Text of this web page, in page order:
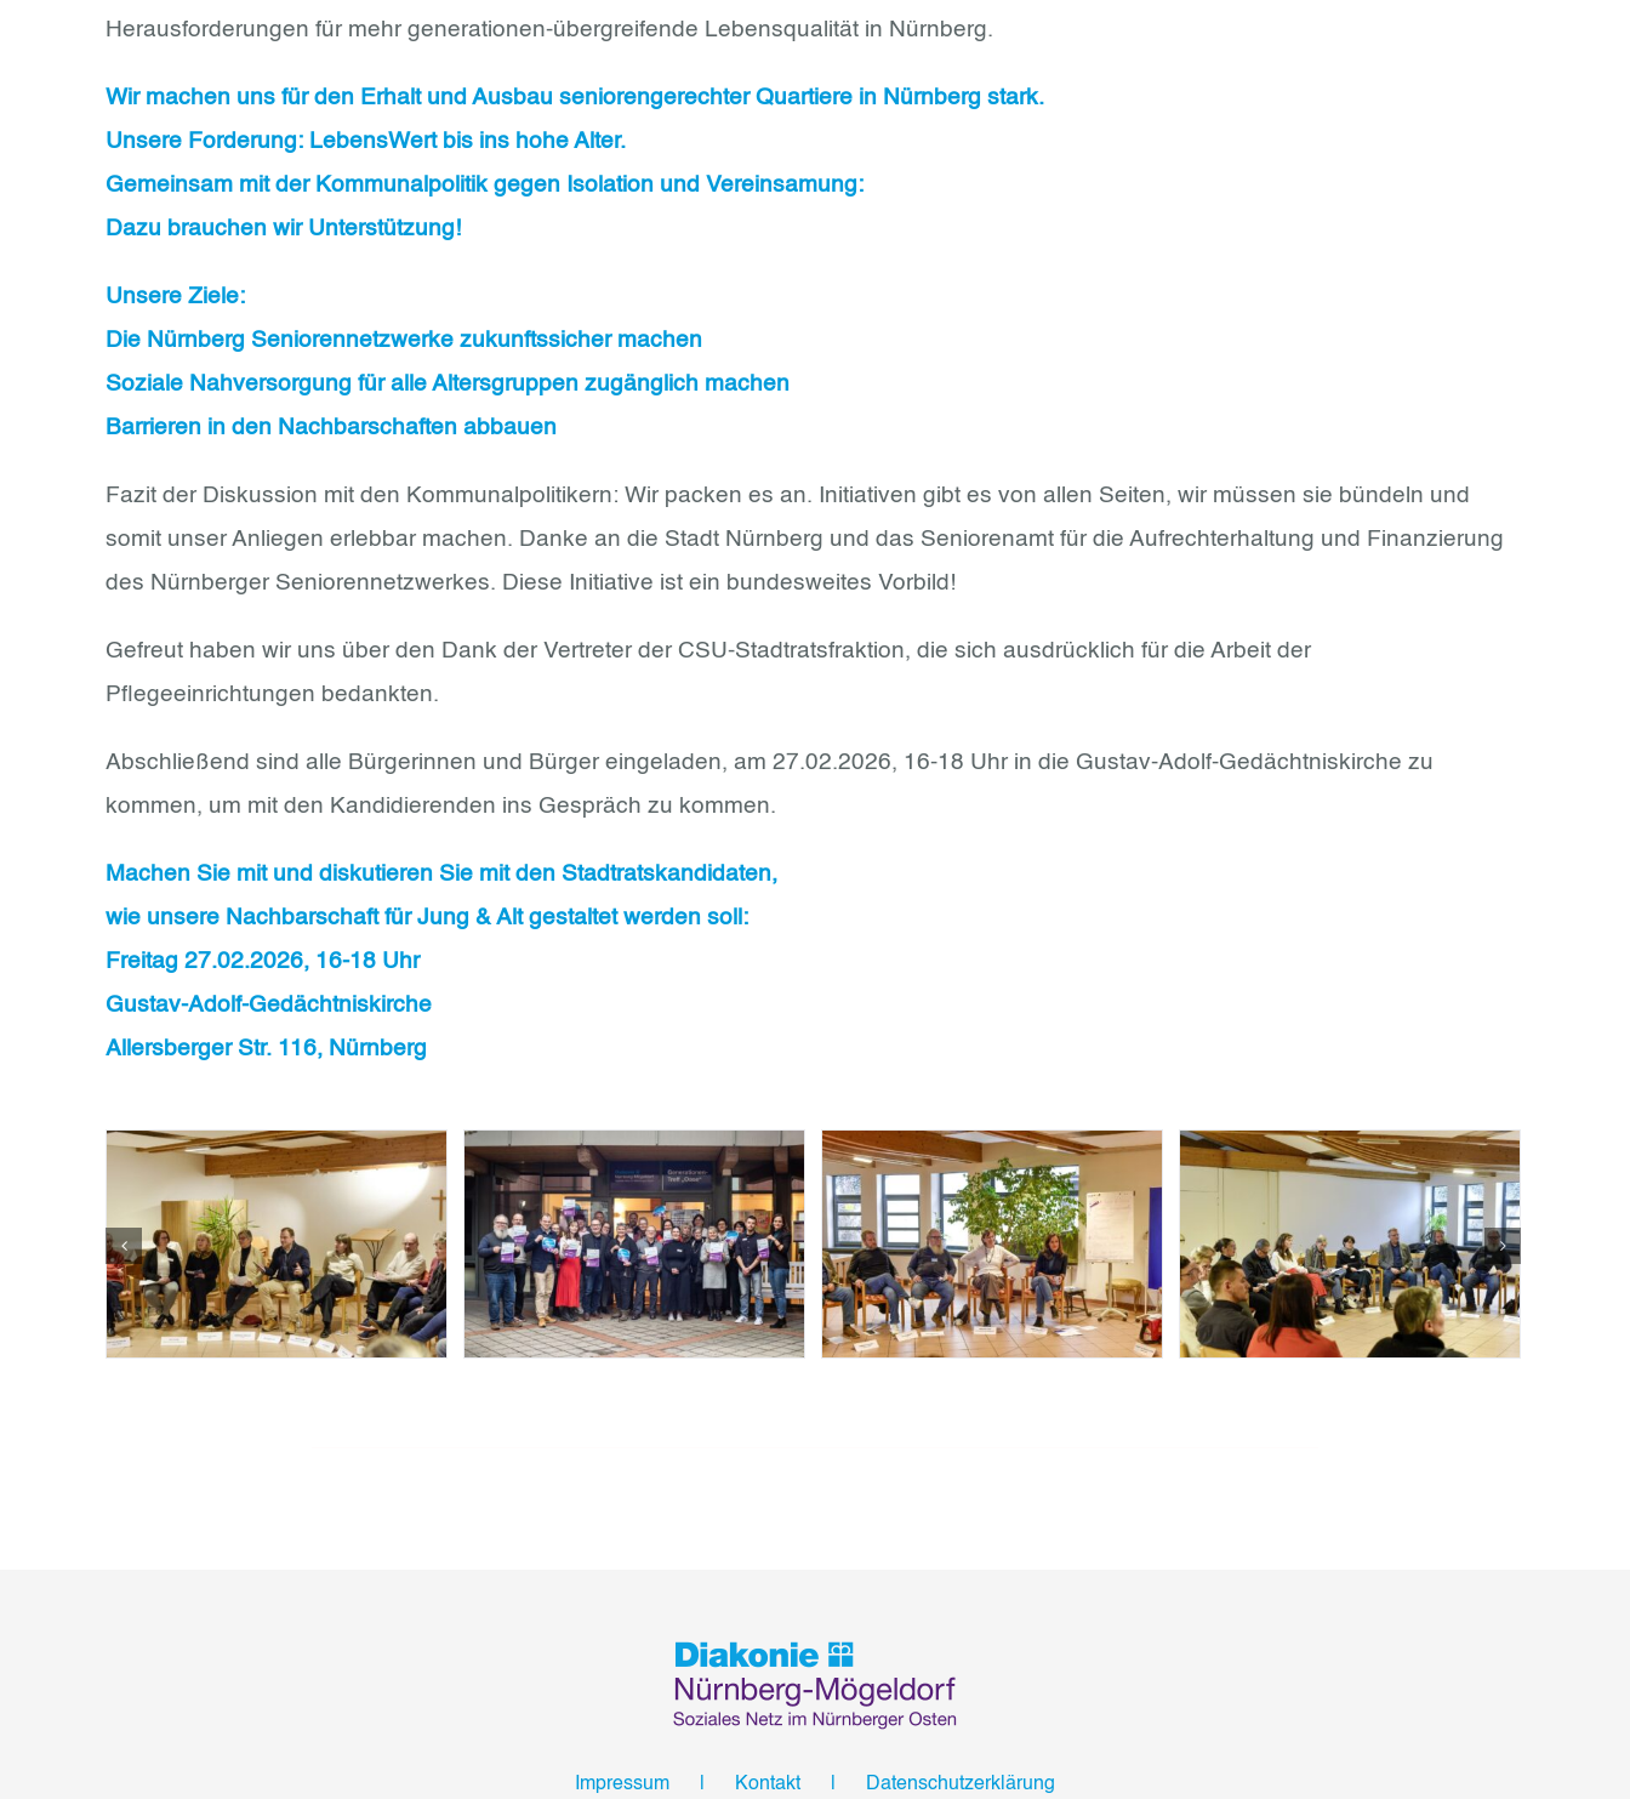
Herausforderungen für mehr generationen-übergreifende Lebensqualität in Nürnberg.
Wir machen uns für den Erhalt und Ausbau seniorengerechter Quartiere in Nürnberg stark.
Unsere Forderung: LebensWert bis ins hohe Alter.
Gemeinsam mit der Kommunalpolitik gegen Isolation und Vereinsamung:
Dazu brauchen wir Unterstützung!
Unsere Ziele:
Die Nürnberg Seniorennetzwerke zukunftssicher machen
Soziale Nahversorgung für alle Altersgruppen zugänglich machen
Barrieren in den Nachbarschaften abbauen
Fazit der Diskussion mit den Kommunalpolitikern: Wir packen es an. Initiativen gibt es von allen Seiten, wir müssen sie bündeln und
somit unser Anliegen erlebbar machen. Danke an die Stadt Nürnberg und das Seniorenamt für die Aufrechterhaltung und Finanzierung
des Nürnberger Seniorennetzwerkes. Diese Initiative ist ein bundesweites Vorbild!
Gefreut haben wir uns über den Dank der Vertreter der CSU-Stadtratsfraktion, die sich ausdrücklich für die Arbeit der
Pflegeeinrichtungen bedankten.
Abschließend sind alle Bürgerinnen und Bürger eingeladen, am 27.02.2026, 16-18 Uhr in die Gustav-Adolf-Gedächtniskirche zu
kommen, um mit den Kandidierenden ins Gespräch zu kommen.
Machen Sie mit und diskutieren Sie mit den Stadtratskandidaten,
wie unsere Nachbarschaft für Jung & Alt gestaltet werden soll:
Freitag 27.02.2026, 16-18 Uhr
Gustav-Adolf-Gedächtniskirche
Allersberger Str. 116, Nürnberg